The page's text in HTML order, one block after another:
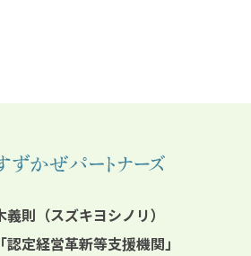
則（スズキヨシノリ）
定経営革新等支援機関」